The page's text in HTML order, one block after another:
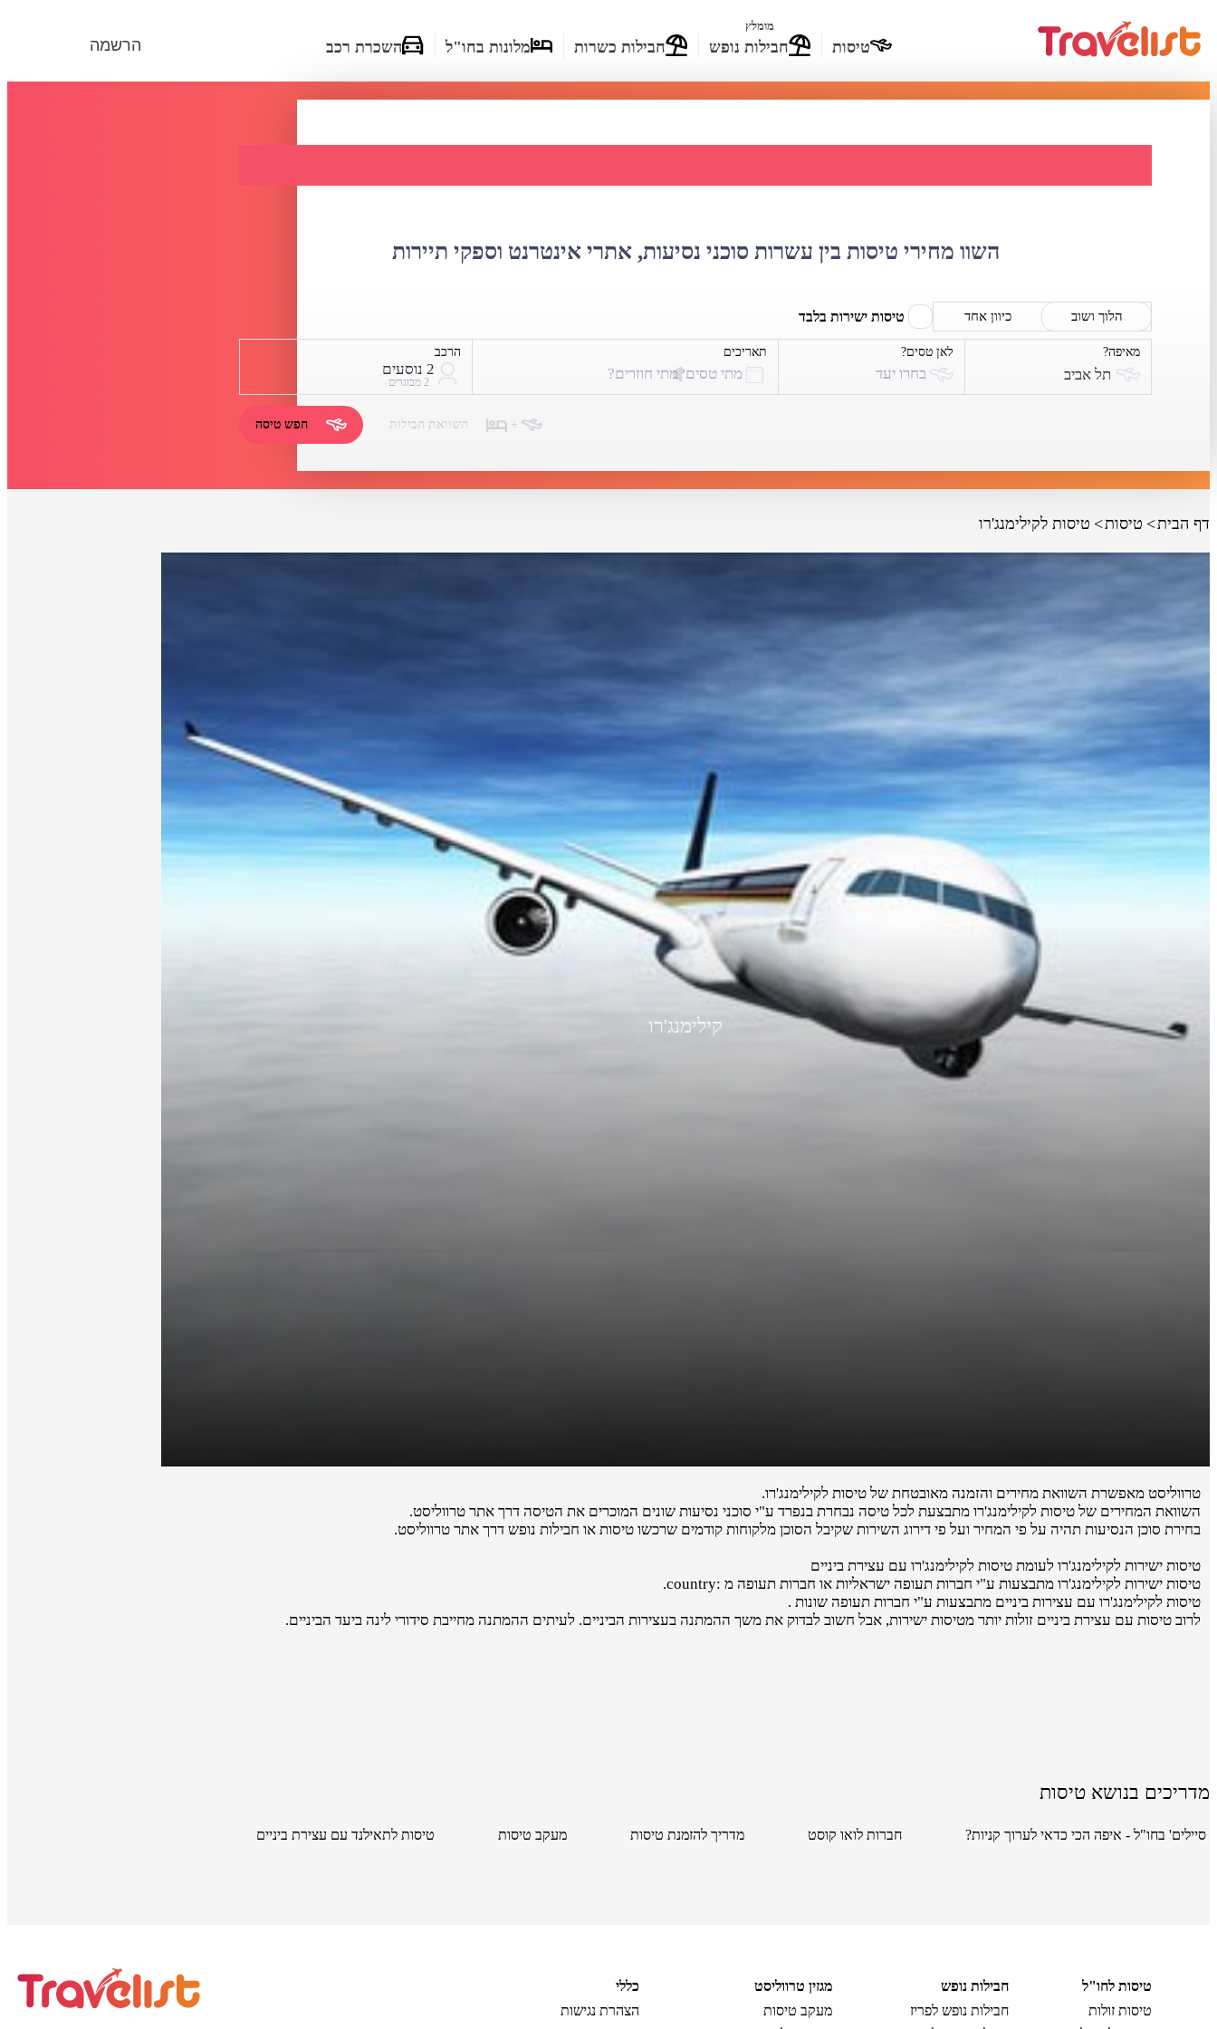
הרשמה טיסות
מומלץ
חבילות נופש חבילות כשרות מלונות בחו"ל השכרת רכב
השוו מחירי טיסות בין עשרות סוכני נסיעות, אתרי אינטרנט וספקי תיירות
הלוך ושוב כיוון אחד טיסות ישירות בלבד
מאיפה?
תל אביב
לאן טסים?
בחרו יעד
תאריכים
מתי טסים?מתי חוזרים?
הרכב
2 נוסעים
2 מבוגרים
+ השוואת חבילות חפש טיסה
דף הבית טיסות טיסות לקילימנג'רו
קילימנג'רו
טרווליסט מאפשרת השוואת מחירים והזמנה מאובטחת של טיסות לקילימנג'רו.
השוואת המחירים של טיסות לקילימנג'רו מתבצעת לכל טיסה נבחרת בנפרד ע"י סוכני נסיעות שונים המוכרים את הטיסה דרך אתר טרווליסט.
בחירת סוכן הנסיעות תהיה על פי המחיר ועל פי דירוג השירות שקיבל הסוכן מלקוחות קודמים שרכשו טיסות או חבילות נופש דרך אתר טרווליסט.
טיסות ישירות לקילימנג'רו לעומת טיסות לקילימנג'רו עם עצירת ביניים
טיסות ישירות לקילימנג'רו מתבצעות ע"י חברות תעופה ישראליות או חברות תעופה מ :country.
טיסות לקילימנג'רו עם עצירות ביניים מתבצעות ע"י חברות תעופה שונות .
לרוב טיסות עם עצירת ביניים זולות יותר מטיסות ישירות, אבל חשוב לבדוק את משך ההמתנה בעצירות הביניים. לעיתים ההמתנה מחייבת סידורי לינה ביעד הביניים.
מדריכים בנושא טיסות
סיילים' בחו"ל - איפה הכי כדאי לערוך קניות? חברות לואו קוסט מדריך להזמנת טיסות מעקב טיסות טיסות לתאילנד עם עצירת ביניים
טיסות לחו"ל
טיסות זולות
חבילות נופש
חבילות נופש לפריז
מגזין טרווליסט
מעקב טיסות
כללי
הצהרת נגישות